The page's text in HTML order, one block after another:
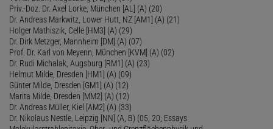
Priv.-Doz. Dr. Axel Lorke, München [AL] (A) (20)
Dr. Andreas Markwitz, Lower Hutt, NZ [AM1] (A) (21)
Holger Mathiszik, Celle [HM3] (A) (29)
Dr. Dirk Metzger, Mannheim [DM] (A) (07)
Prof. Dr. Karl von Meyenn, München [KVM] (A) (02)
Dr. Rudi Michalak, Augsburg [RM1] (A) (23)
Helmut Milde, Dresden [HM1] (A) (09)
Günter Milde, Dresden [GM1] (A) (12)
Marita Milde, Dresden [MM2] (A) (12)
Dr. Andreas Müller, Kiel [AM2] (A) (33)
Dr. Nikolaus Nestle, Leipzig [NN] (A, B) (05, 20; Essays